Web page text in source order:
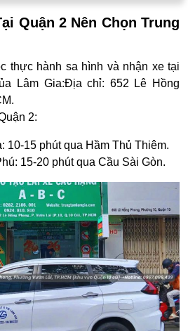
Quận 2 Nên Chọn Trung
thực hành sa hình và nhận xe tại
Lâm Gia:Địa chỉ: 652 Lê Hồng
2:
10-15 phút qua Hầm Thủ Thiêm.
15-20 phút qua Cầu Sài Gòn.